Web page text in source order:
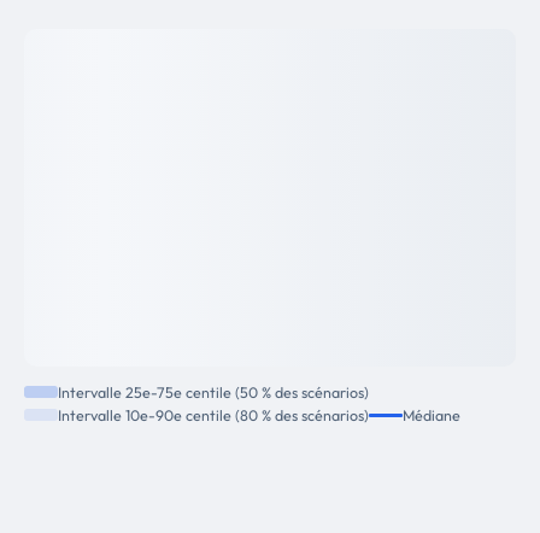
Intervalle 25e-75e centile (50 % des scénarios)
Intervalle 10e-90e centile (80 % des scénarios)
Médiane